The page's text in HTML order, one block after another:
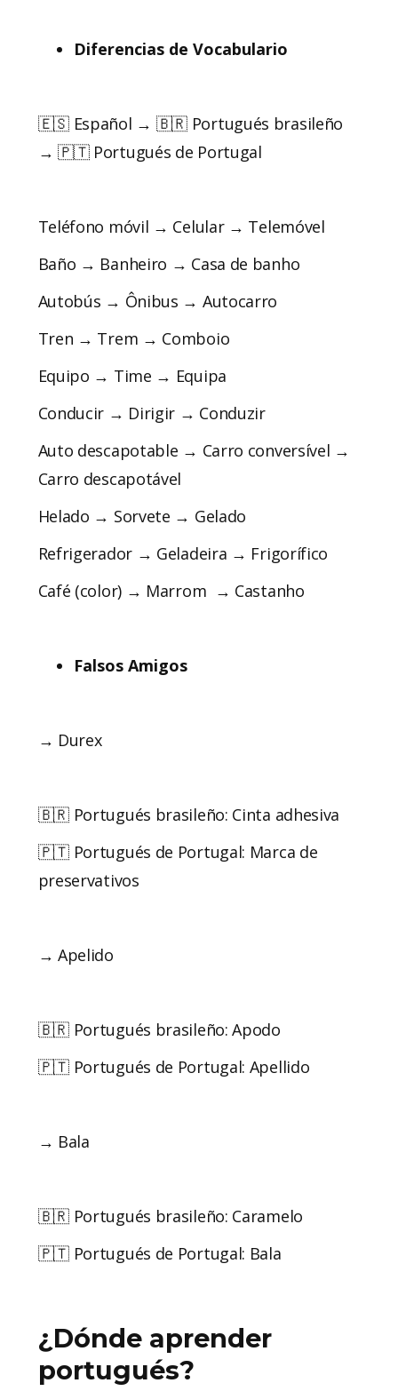
Diferencias de Vocabulario
🇪🇸 Español → 🇧🇷 Portugués brasileño
→ 🇵🇹 Portugués de Portugal
Teléfono móvil → Celular → Telemóvel
Baño → Banheiro → Casa de banho
Autobús → Ônibus → Autocarro
Tren → Trem → Comboio
Equipo → Time → Equipa
Conducir → Dirigir → Conduzir
Auto descapotable → Carro conversível →
Carro descapotável
Helado → Sorvete → Gelado
Refrigerador → Geladeira → Frigorífico
Café (color) → Marrom → Castanho
Falsos Amigos
→ Durex
🇧🇷 Portugués brasileño: Cinta adhesiva
🇵🇹 Portugués de Portugal: Marca de
preservativos
→ Apelido
🇧🇷 Portugués brasileño: Apodo
🇵🇹 Portugués de Portugal: Apellido
→ Bala
🇧🇷 Portugués brasileño: Caramelo
🇵🇹 Portugués de Portugal: Bala
¿Dónde aprender
portugués?